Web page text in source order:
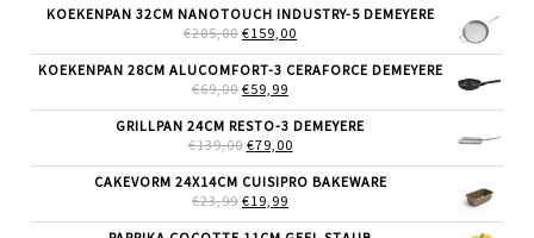
WAS:
€129,00.
IS:
KOEKENPAN 32CM NANOTOUCH INDUSTRY-5 DEMEYERE
€205,00 OORSPRONKELIJKE
WAS:
€205,00.
€159,00
IS:
KOEKENPAN 28CM ALUCOMFORT-3 CERAFORCE DEMEYERE
€69,00 OORSPRONKELIJKE
WAS:
€69,00.
€59,99
IS:
€59,99.
GRILLPAN 24CM RESTO-3 DEMEYERE
€139,00 OORSPRONKELIJKE
WAS:
€139,00.
€79,00HUIDIGE
IS:
CAKEVORM 24X14CM CUISIPRO BAKEWARE
€23,99 OORSPRONKELIJKE
WAS:
€19,99
IS: